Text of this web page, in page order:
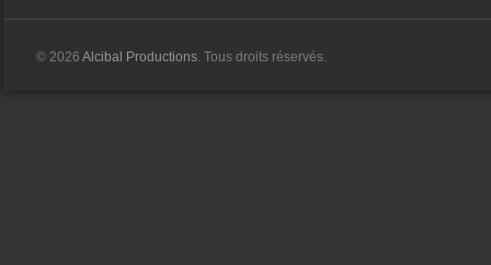
© 2026 Alcibal Productions. Tous droits réservés.